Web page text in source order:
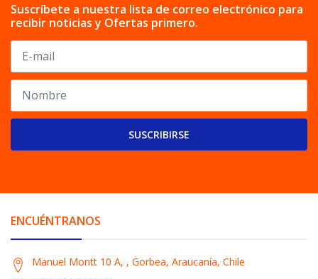
Suscríbete a nuestra lista de correo electrónico para
recibir noticias y Ofertas primero.
SUSCRIBIRSE
ENCUÉNTRANOS
Manuel Montt 10 A, , Gorbea, Araucanía, Chile